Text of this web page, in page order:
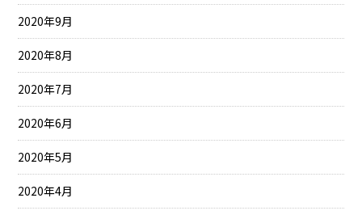
2020年9月
2020年8月
2020年7月
2020年6月
2020年5月
2020年4月